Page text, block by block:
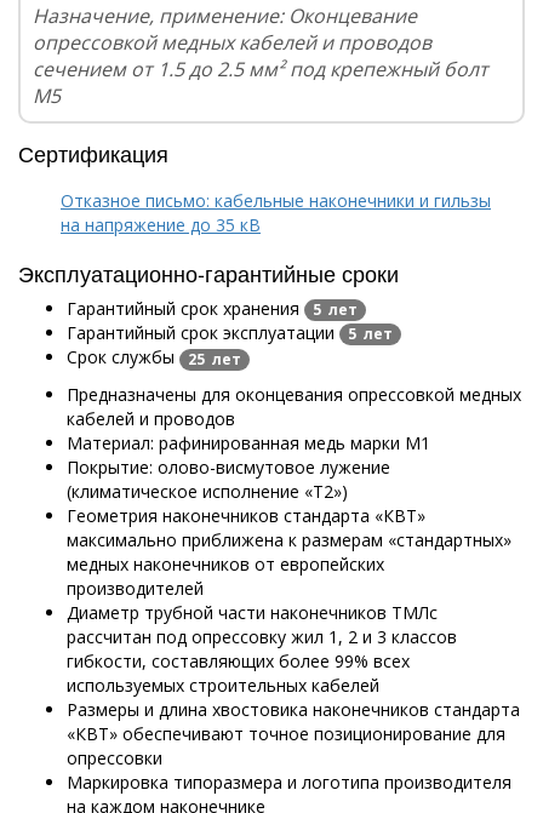
Назначение, применение: Оконцевание
опрессовкой медных кабелей и проводов
сечением от 1.5 до 2.5 мм² под крепежный болт
М5
Сертификация
Отказное письмо: кабельные наконечники и гильзы
на напряжение до 35 кВ
Эксплуатационно-гарантийные сроки
Гарантийный срок хранения 5 лет
Гарантийный срок эксплуатации 5 лет
Срок службы 25 лет
Предназначены для оконцевания опрессовкой медных
кабелей и проводов
Материал: рафинированная медь марки М1
Покрытие: олово-висмутовое лужение
(климатическое исполнение «Т2»)
Геометрия наконечников стандарта «КВТ»
максимально приближена к размерам «стандартных»
медных наконечников от европейских
производителей
Диаметр трубной части наконечников ТМЛс
рассчитан под опрессовку жил 1, 2 и 3 классов
гибкости, составляющих более 99% всех
используемых строительных кабелей
Размеры и длина хвостовика наконечников стандарта
«КВТ» обеспечивают точное позиционирование для
опрессовки
Маркировка типоразмера и логотипа производителя
на каждом наконечнике